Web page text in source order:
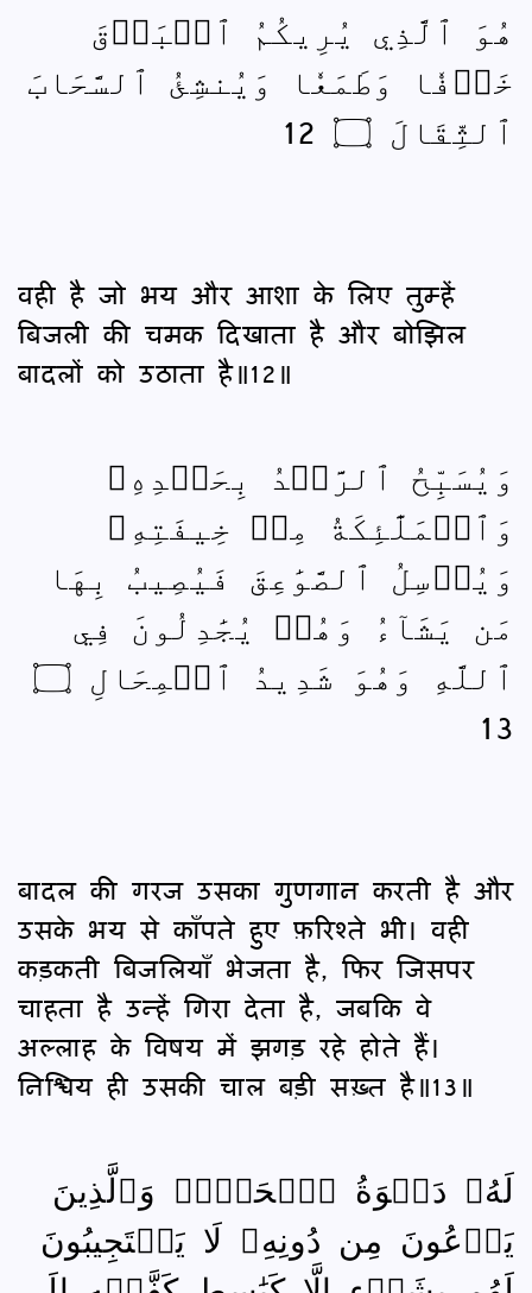
هُوَ ٱلَّذِي يُرِيكُمُ ٱلۡبَرۡقَ
خَوۡفٗا وَطَمَعٗا وَيُنشِئُ ٱلسَّحَابَ
ٱلثِّقَالَ ۝ 12
वही है जो भय और आशा के लिए तुम्हें
बिजली की चमक दिखाता है और बोझिल
बादलों को उठाता है॥12॥
وَيُسَبِّحُ ٱلرَّعۡدُ بِحَمۡدِهِۦ
وَٱلۡمَلَٰٓئِكَةُ مِنۡ خِيفَتِهِۦ
وَيُرۡسِلُ ٱلصَّوَٰعِقَ فَيُصِيبُ بِهَا
مَن يَشَآءُ وَهُمۡ يُجَٰدِلُونَ فِي
ٱللَّهِ وَهُوَ شَدِيدُ ٱلۡمِحَالِ ۝
13
बादल की गरज उसका गुणगान करती है और
उसके भय से काँपते हुए फ़रिश्ते भी। वही
कड़कती बिजलियाँ भेजता है, फिर जिसपर
चाहता है उन्हें गिरा देता है, जबकि वे
अल्लाह के विषय में झगड़ रहे होते हैं।
निश्चिय ही उसकी चाल बड़ी सख़्त है॥13॥
لَهُۥ دَعۡوَةُ ٱلۡحَقِّۚ وَٱلَّذِينَ
يَدۡعُونَ مِن دُونِهِۦ لَا يَسۡتَجِيبُونَ